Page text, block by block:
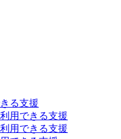
る支援
用できる支援
用できる支援